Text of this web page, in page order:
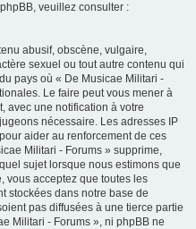
veuillez consulter :
abusif, obscène, vulgaire,
sexuel ou tout autre contenu qui
pays où « De Musicae Militari -
Le faire peut vous mener à
avec une notification à votre
nécessaire. Les adresses IP
aider au renforcement de ces
Militari - Forums » supprime,
sujet lorsque nous estimons que
vous acceptez que toutes les
stockées dans notre base de
pas diffusées à une tierce partie
Militari - Forums », ni phpBB ne